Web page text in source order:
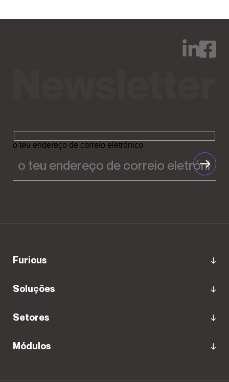
o teu endereço de correio eletrónico
Furious
Soluções
Setores
Módulos